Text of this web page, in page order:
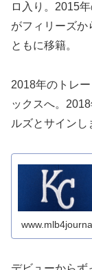
ロ入り。2015
がフィリーズか
ともに移籍。
2018年のトレ
ックスへ。
ルズとサインし